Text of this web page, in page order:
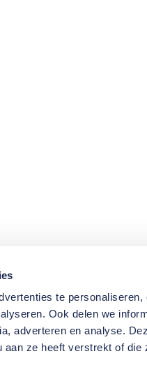
te
Ook delen we
adverteren en analyse.
ze heeft verstrekt of